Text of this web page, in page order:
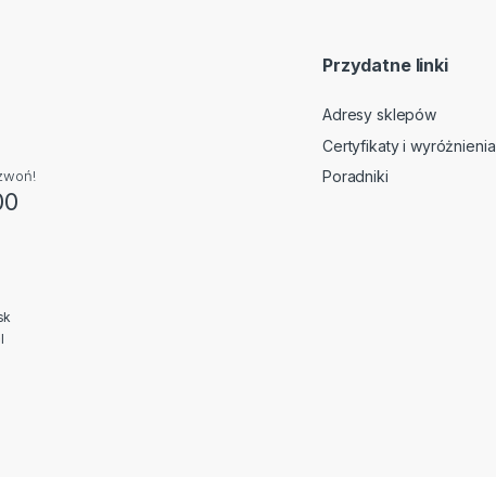
Przydatne linki
Adresy sklepów
Certyfikaty i wyróżnienia
Poradniki